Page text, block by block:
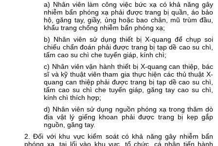
a) Nhân viên làm công việc bức xạ có khả năng gây
nhiễm bẩn phóng xạ phải được trang bị quần, áo bảo
hộ, găng tay, giầy, ủng hoặc bao chân, mũ trùm đầu,
khẩu trang chống nhiễm bẩn phóng xạ;
b) Nhân viên sử dụng thiết bị X-quang để chụp soi
chiếu chẩn đoán phải được trang bị tạp dề cao su chì,
tấm cao su chì che tuyến giáp, kính chì;
c) Nhân viên vận hành thiết bị X-quang can thiệp, bác
sĩ và kỹ thuật viên tham gia thực hiện các thủ thuật X-
quang can thiệp phải được trang bị tạp dề cao su chì,
tấm cao su chì che tuyến giáp, găng tay cao su chì,
kính chì thích hợp;
d) Nhân viên sử dụng nguồn phóng xạ trong thăm dò
địa vật lý giếng khoan phải được trang bị kẹp gắp
nguồn, găng tay.
2. Đối với khu vực kiểm soát có khả năng gây nhiễm bẩn
phóng xạ, tại lối vào khu vực, tổ chức, cá nhân tiến hành